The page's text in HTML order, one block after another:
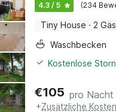
4.3 / 5 (234
Tiny House · 2
Waschbecken
Kostenlose
€105 pro Nacht
+Zusätzliche Kosten